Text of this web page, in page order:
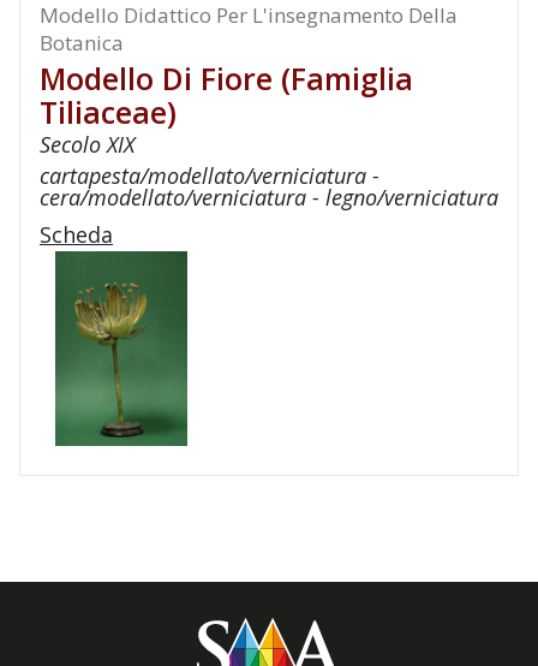
Modello Didattico Per L'insegnamento Della
Botanica
Modello Di Fiore (famiglia
Tiliaceae)
Secolo XIX
cartapesta/modellato/verniciatura -
cera/modellato/verniciatura - legno/verniciatura
Scheda